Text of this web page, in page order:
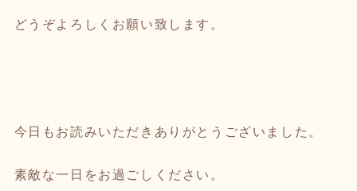
どうぞよろしくお願い致します。
今日もお読みいただきありがとうございました。
素敵な一日をお過ごしください。